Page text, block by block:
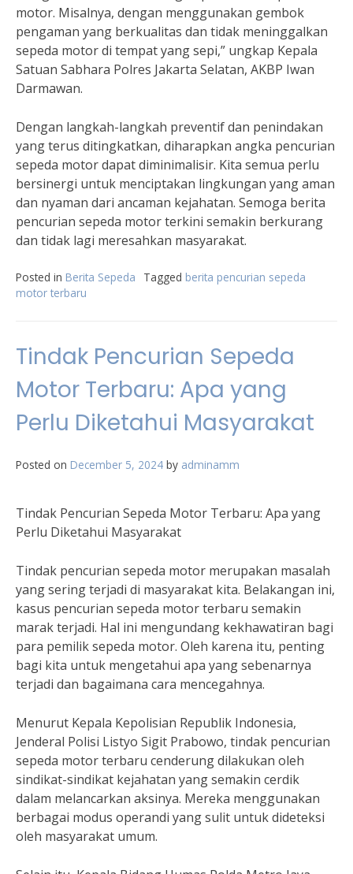
motor. Misalnya, dengan menggunakan gembok
pengaman yang berkualitas dan tidak meninggalkan
sepeda motor di tempat yang sepi,” ungkap Kepala
Satuan Sabhara Polres Jakarta Selatan, AKBP Iwan
Darmawan.
Dengan langkah-langkah preventif dan penindakan
yang terus ditingkatkan, diharapkan angka pencurian
sepeda motor dapat diminimalisir. Kita semua perlu
bersinergi untuk menciptakan lingkungan yang aman
dan nyaman dari ancaman kejahatan. Semoga berita
pencurian sepeda motor terkini semakin berkurang
dan tidak lagi meresahkan masyarakat.
Posted in Berita Sepeda Tagged berita pencurian sepeda
motor terbaru
Tindak Pencurian Sepeda
Motor Terbaru: Apa yang
Perlu Diketahui Masyarakat
Posted on December 5, 2024 by adminamm
Tindak Pencurian Sepeda Motor Terbaru: Apa yang
Perlu Diketahui Masyarakat
Tindak pencurian sepeda motor merupakan masalah
yang sering terjadi di masyarakat kita. Belakangan ini,
kasus pencurian sepeda motor terbaru semakin
marak terjadi. Hal ini mengundang kekhawatiran bagi
para pemilik sepeda motor. Oleh karena itu, penting
bagi kita untuk mengetahui apa yang sebenarnya
terjadi dan bagaimana cara mencegahnya.
Menurut Kepala Kepolisian Republik Indonesia,
Jenderal Polisi Listyo Sigit Prabowo, tindak pencurian
sepeda motor terbaru cenderung dilakukan oleh
sindikat-sindikat kejahatan yang semakin cerdik
dalam melancarkan aksinya. Mereka menggunakan
berbagai modus operandi yang sulit untuk dideteksi
oleh masyarakat umum.